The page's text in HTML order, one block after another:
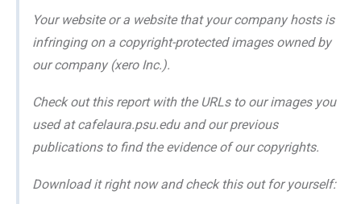
Your website or a website that your company hosts is
infringing on a copyright-protected images owned by
our company (xero Inc.).
Check out this report with the URLs to our images you
used at cafelaura.psu.edu and our previous
publications to find the evidence of our copyrights.
Download it right now and check this out for yourself: